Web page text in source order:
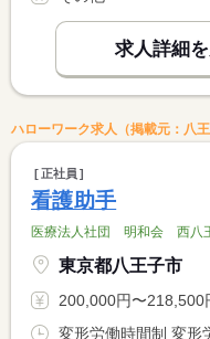
求人詳細
ハローワーク求人（掲載元：八
正社員
看護助手
医療法人社団 明和会 西八
東京都八王子市
200,000円〜218,500円 ※フルタイム求人の場